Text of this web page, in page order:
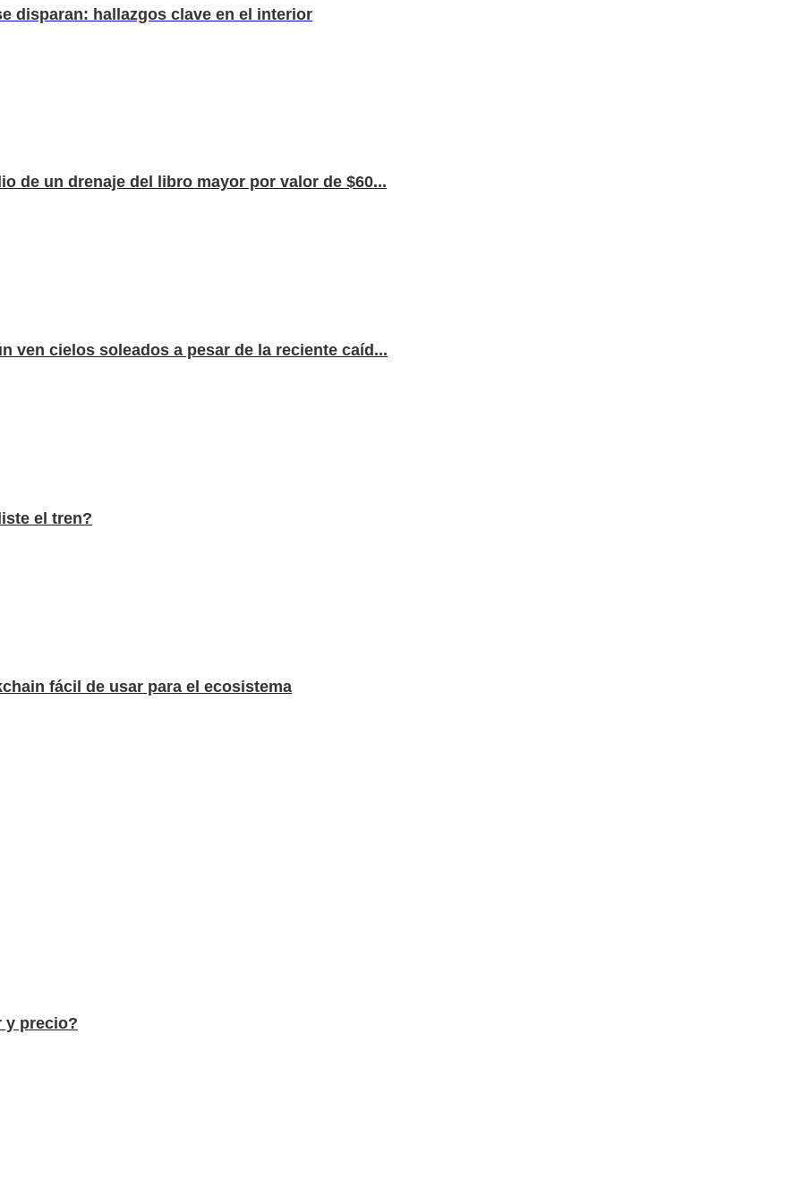
disparan: hallazgos clave en el interior
de un drenaje del libro mayor por valor de $60...
ven cielos soleados a pesar de la reciente caíd...
el tren?
fácil de usar para el ecosistema
y precio?